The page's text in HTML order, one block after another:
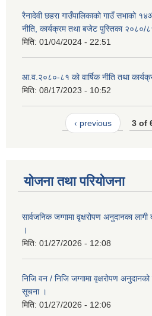
रैनादेवी छहरा गाउँपालिकाको गाउँ सभाको
नीति, कार्यक्रम तथा बजेट पुस्तिका २०८०/
मिति: 01/04/2024 - 22:51
आ.व.२०८०-८१ को वार्षिक नीति तथा
मिति: 08/17/2023 - 10:52
‹ previous 3 of
योजना तथा परियोजना
सार्वजनिक जग्गामा वृक्षरोपण अनुदानका
।
मिति: 01/27/2026 - 12:08
निजि वन / निजि जग्गामा वृक्षरोपण
सूचना ।
मिति: 01/27/2026 - 12:06